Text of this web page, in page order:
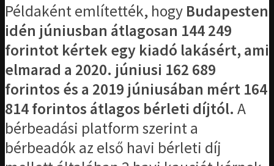
Példaként említették, hogy Budapesten
idén júniusban átlagosan 144 249
forintot kértek egy kiadó lakásért, ami
elmarad a 2020. júniusi 162 689
forintos és a 2019 júniusában mért 164
814 forintos átlagos bérleti díjtól. A
bérbeadási platform szerint a
bérbeadók az első havi bérleti díj